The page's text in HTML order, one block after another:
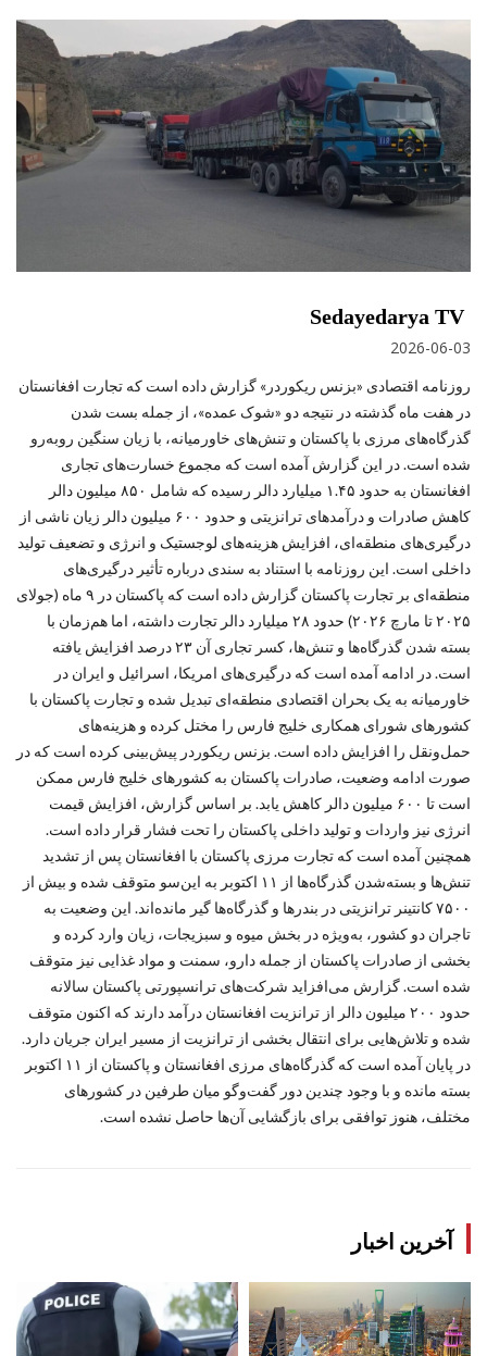
Sedayedarya TV
2026-06-03
روزنامه اقتصادی «بزنس ریکوردر» گزارش داده است که تجارت افغانستان
در هفت ماه گذشته در نتیجه دو «شوک عمده»، از جمله بست ‌شدن
گذرگاه‌های مرزی با پاکستان و تنش‌های خاورمیانه، با زیان سنگین روبه‌رو
شده است. در این گزارش آمده است که مجموع خسارت‌های تجاری
افغانستان به حدود ۱.۴۵ میلیارد دالر رسیده که شامل ۸۵۰ میلیون دالر
کاهش صادرات و درآمدهای ترانزیتی و حدود ۶۰۰ میلیون دالر زیان ناشی از
درگیری‌های منطقه‌ای، افزایش هزینه‌های لوجستیک و انرژی و تضعیف تولید
داخلی است. این روزنامه با استناد به سندی درباره تأثیر درگیری‌های
منطقه‌ای بر تجارت پاکستان گزارش داده است که پاکستان در ۹ ماه (جولای
۲۰۲۵ تا مارچ ۲۰۲۶) حدود ۲۸ میلیارد دالر تجارت داشته، اما هم‌زمان با
بسته‌ شدن گذرگاه‌ها و تنش‌ها، کسر تجاری آن ۲۳ درصد افزایش یافته
است. در ادامه آمده است که درگیری‌های امریکا، اسرائیل و ایران در
خاورمیانه به یک بحران اقتصادی منطقه‌ای تبدیل شده و تجارت پاکستان با
کشورهای شورای همکاری خلیج فارس را مختل کرده و هزینه‌های
حمل‌ونقل را افزایش داده است. بزنس ریکوردر پیش‌بینی کرده است که در
صورت ادامه وضعیت، صادرات پاکستان به کشورهای خلیج فارس ممکن
است تا ۶۰۰ میلیون دالر کاهش یابد. بر اساس گزارش، افزایش قیمت
انرژی نیز واردات و تولید داخلی پاکستان را تحت فشار قرار داده است.
همچنین آمده است که تجارت مرزی پاکستان با افغانستان پس از تشدید
تنش‌ها و بسته‌شدن گذرگاه‌ها از ۱۱ اکتوبر به این‌سو متوقف شده و بیش از
۷۵۰۰ کانتینر ترانزیتی در بندرها و گذرگاه‌ها گیر مانده‌اند. این وضعیت به
تاجران دو کشور، به‌ویژه در بخش میوه و سبزیجات، زیان وارد کرده و
بخشی از صادرات پاکستان از جمله دارو، سمنت و مواد غذایی نیز متوقف
شده است. گزارش می‌افزاید شرکت‌های ترانسپورتی پاکستان سالانه
حدود ۲۰۰ میلیون دالر از ترانزیت افغانستان درآمد دارند که اکنون متوقف
شده و تلاش‌هایی برای انتقال بخشی از ترانزیت از مسیر ایران جریان دارد.
در پایان آمده است که گذرگاه‌های مرزی افغانستان و پاکستان از ۱۱ اکتوبر
بسته مانده و با وجود چندین دور گفت‌وگو میان طرفین در کشورهای
مختلف، هنوز توافقی برای بازگشایی آن‌ها حاصل نشده است.
آخرین اخبار